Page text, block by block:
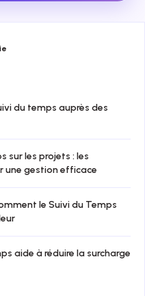
du temps auprès des
sur les projets : les
une gestion efficace
le Suivi du Temps
aide à réduire la surcharge